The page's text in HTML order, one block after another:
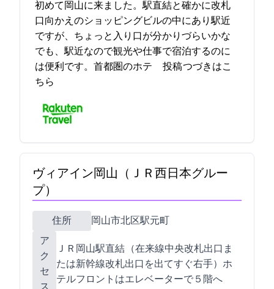
初めて岡山に来ました。駅直結と確かに改札
口向かえのショッピングビルの中にあり駅近
ですが、ちょっと入り口が分かりづらいかな!?
でも、駅近なので観光や仕事で宿泊するのに
は便利です。首都圏のホテ… 2024-04-20 11:46:23投稿つづきはこ
ちら
ヴィアイン岡山（ＪＲ西日本グルー
プ）
住所
岡山市北区駅元町1-25
ア
ク
セ
ス
ＪＲ岡山駅直結 （在来線中央改札出口ま
たは新幹線改札出口を出てすぐ右手）ホ
テルフロントはエレベーターで５階へ